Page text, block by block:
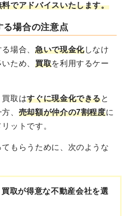
でアドバイスいたします。
る場合の注意点
場合、 急いで現金化しなけ
ため、 買取を利用するケー
買取はすぐに現金化できると
、 売却額が仲介の7割程度に
ットです。
もらうために、次のような
取が得意な不動産会社を選